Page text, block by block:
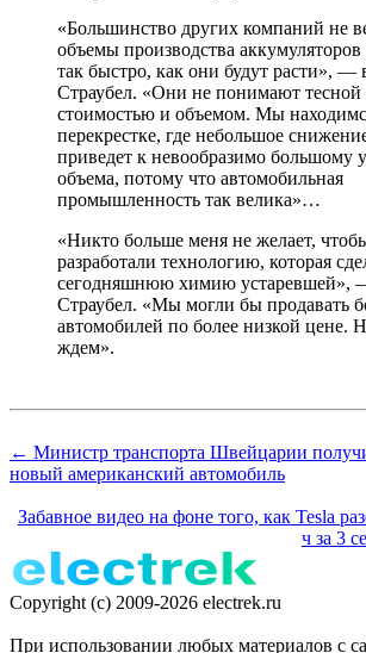
«Большинство других компаний не
объемы производства аккумуляторов
так быстро, как они будут расти», —
Страубел. «Они не понимают тесной
стоимостью и объемом. Мы
перекрестке, где небольшое
приведет к невообразимо большому
объема, потому что автомобильная
промышленность так велика»…
«Никто больше меня не желает,
разработали технологию, которая
сегодняшнюю химию устаревшей»,
Страубел. «Мы могли бы продавать
автомобилей по более низкой цене.
ждем».
← Министр транспорта Швейцарии
новый американский автомобиль
Забавное видео на фоне того, как Tesla
ч за 3
Copyright (c) 2009-2026 electrek.ru
При использовании любых материалов с